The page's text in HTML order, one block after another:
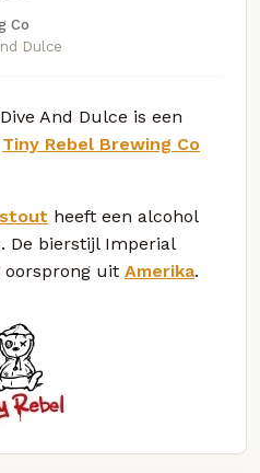
Co
Dulce
And Dulce is een
Tiny Rebel Brewing Co
heeft een alcohol
De bierstijl Imperial
oorsprong uit Amerika.